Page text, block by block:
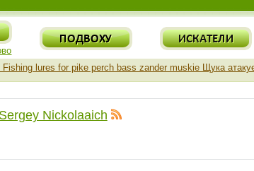
lures for pike perch bass zander muskie Щука
Sergey Nickolaaich